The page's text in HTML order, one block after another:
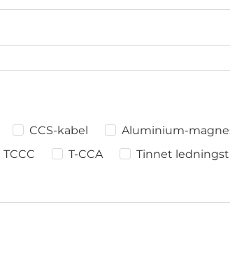
CCS-kabel
Aluminium-
TCCC T-CCA Tinnet